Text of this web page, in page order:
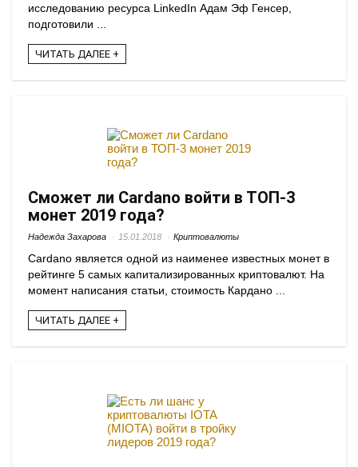
исследованию ресурса LinkedIn Адам Эф Генсер,
подготовили ...
ЧИТАТЬ ДАЛЕЕ +
Сможет ли Cardano войти в ТОП-3
монет 2019 года?
Надежда Захарова 15.01.2018 Криптовалюты
Cardano является одной из наименее известных монет в
рейтинге 5 самых капитализированных криптовалют. На
момент написания статьи, стоимость Кардано ...
ЧИТАТЬ ДАЛЕЕ +